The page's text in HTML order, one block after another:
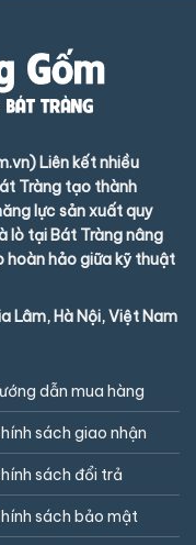
Liên kết nhiều
Tràng tạo thành
lực sản xuất quy
lò tại Bát Tràng nâng
hoàn hảo giữa kỹ thuật
Lâm, Hà Nội, Việt Nam
dẫn mua hàng
sách giao nhận
sách đổi trả
sách bảo mật